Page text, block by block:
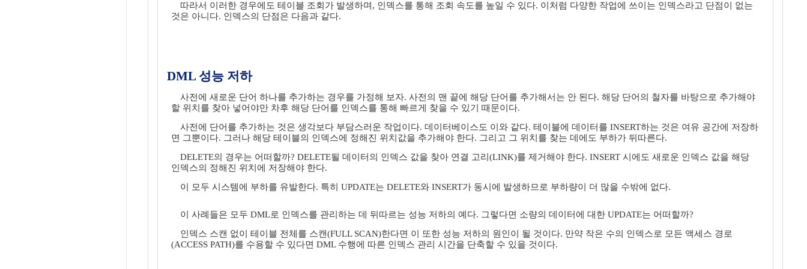
따라서 이러한 경우에도 테이블 조회가 발생하며, 인덱스를 통해 조회 속도를 높일 수 있다. 이처럼 다양한 작업에 쓰이는 인덱스라고 단점이 없는
것은 아니다. 인덱스의 단점은 다음과 같다.
DML 성능 저하
사전에 새로운 단어 하나를 추가하는 경우를 가정해 보자. 사전의 맨 끝에 해당 단어를 추가해서는 안 된다. 해당 단어의 철자를 바탕으로 추가해야
할 위치를 찾아 넣어야만 차후 해당 단어를 인덱스를 통해 빠르게 찾을 수 있기 때문이다.
사전에 단어를 추가하는 것은 생각보다 부담스러운 작업이다. 데이터베이스도 이와 같다. 테이블에 데이터를 INSERT하는 것은 여유 공간에 저장하
면 그뿐이다. 그러나 해당 테이블의 인덱스에 정해진 위치값을 추가해야 한다. 그리고 그 위치를 찾는 데에도 부하가 뒤따른다.
DELETE의 경우는 어떠할까? DELETE될 데이터의 인덱스 값을 찾아 연결 고리(LINK)를 제거해야 한다. INSERT 시에도 새로운 인덱스 값을 해당
인덱스의 정해진 위치에 저장해야 한다.
이 모두 시스템에 부하를 유발한다. 특히 UPDATE는 DELETE와 INSERT가 동시에 발생하므로 부하량이 더 많을 수밖에 없다.
이 사례들은 모두 DML로 인덱스를 관리하는 데 뒤따르는 성능 저하의 예다. 그렇다면 소량의 데이터에 대한 UPDATE는 어떠할까?
인덱스 스캔 없이 테이블 전체를 스캔(FULL SCAN)한다면 이 또한 성능 저하의 원인이 될 것이다. 만약 작은 수의 인덱스로 모든 액세스 경로
(ACCESS PATH)를 수용할 수 있다면 DML 수행에 따른 인덱스 관리 시간을 단축할 수 있을 것이다.